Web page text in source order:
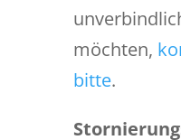
möchten,
bitte.